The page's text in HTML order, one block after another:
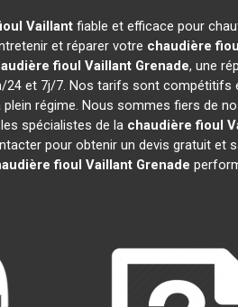
Vaillant fiable et efficace pour
et réparer votre chaudière
fioul Vaillant Grenade, une
et 7j/7. Nos tarifs sont
régime. Nous sommes fiers de
spécialistes de la chaudière fioul
pour obtenir un devis gratuit et
fioul Vaillant Grenade